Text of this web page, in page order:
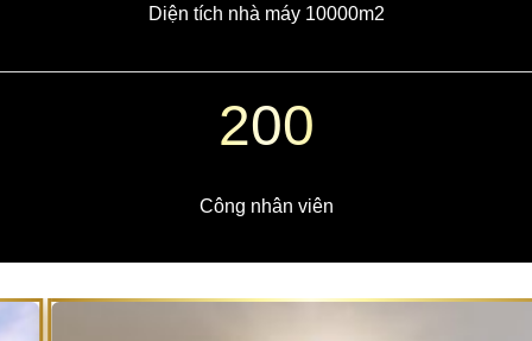
Diện tích nhà máy 10000m2
200
Công nhân viên